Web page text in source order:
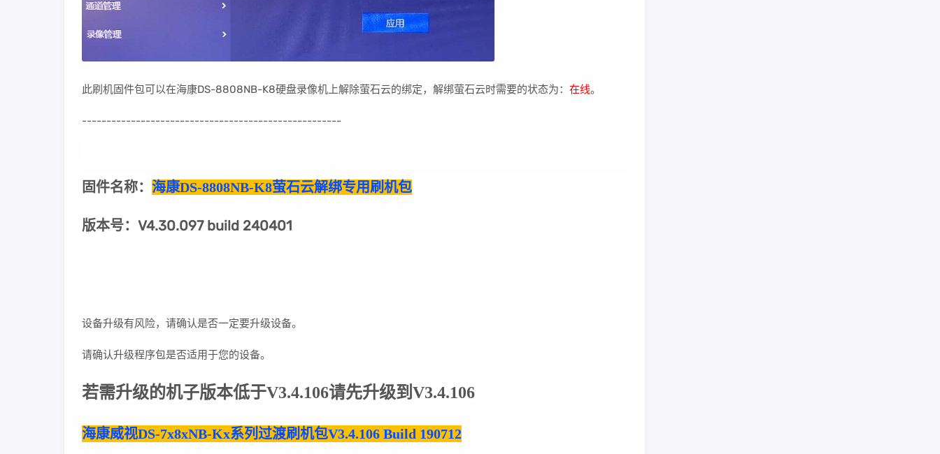
此刷机固件包可以在海康DS-8808NB-K8硬盘录像机上解除萤石云的绑定，解绑萤石云时需要的状态为： 在线。
-----------------------------------------------------
固件名称： 海康DS-8808NB-K8萤石云解绑专用刷机包
版本号：V4.30.097 build 240401
设备升级有风险，请确认是否一定要升级设备。
请确认升级程序包是否适用于您的设备。
若需升级的机子版本低于V3.4.106请先升级到 V3.4.106
海康威视DS-7x8xNB-Kx系列过渡刷机包V3.4.106 Build 190712